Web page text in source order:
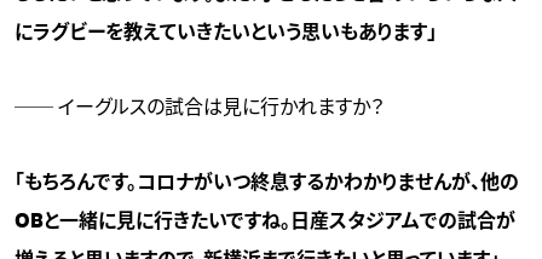
にラグビーを教えていきたいという思いもあります」
── イーグルスの試合は見に行かれますか？
「もちろんです。コロナがいつ終息するかわかりませんが、他の
OBと一緒に見に行きたいですね。日産スタジアムでの試合が